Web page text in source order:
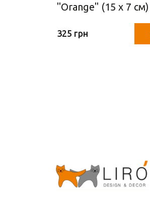
"Orange" (15 х 7 см)
325 грн